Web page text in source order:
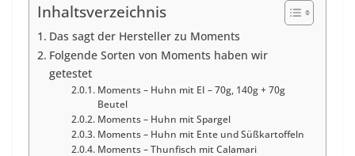
Inhaltsverzeichnis
Das sagt der Hersteller zu Moments
Folgende Sorten von Moments haben wir
getestet
Moments – Huhn mit EI – 70g, 140g + 70g
Beutel
Moments – Huhn mit Spargel
Moments – Huhn mit Ente und Süßkartoffeln
Moments – Thunfisch mit Calamari